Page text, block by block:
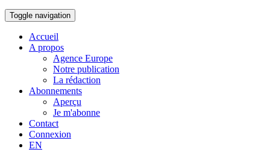
Toggle navigation
Accueil
A propos
Agence Europe
Notre publication
La rédaction
Abonnements
Aperçu
Je m'abonne
Contact
Connexion
EN